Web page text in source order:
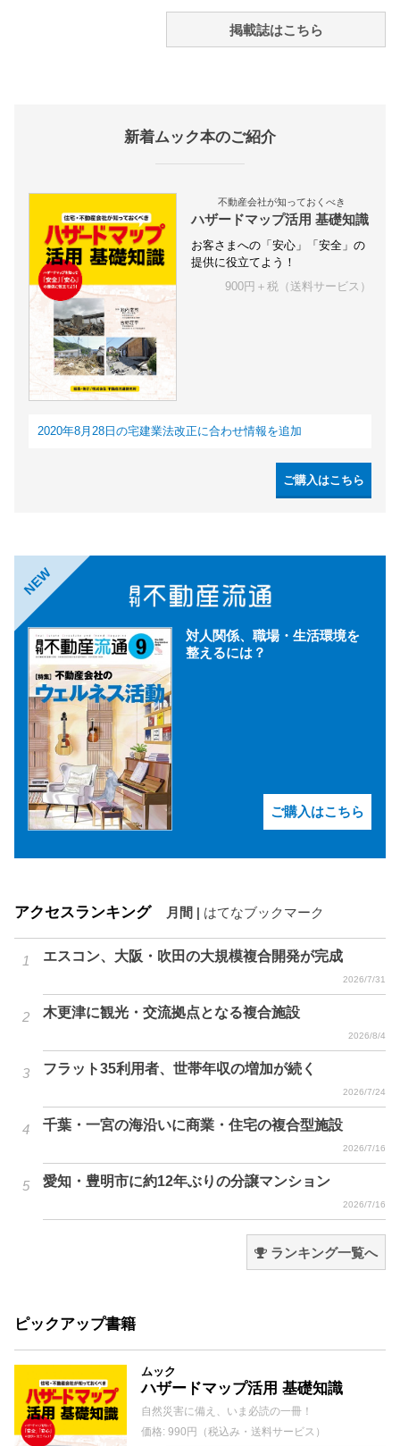
掲載誌はこちら
新着ムック本のご紹介
不動産会社が知っておくべき
ハザードマップ活用 基礎知識
お客さまへの「安心」「安全」の
提供に役立てよう！
900円＋税（送料サービス）
2020年8月28日の宅建業法改正に合わせ情報を追加
ご購入はこちら
NEW
対人関係、職場・生活環境を
整えるには？
ご購入はこちら
アクセスランキング 月間 はてなブックマーク
エスコン、大阪・吹田の大規模複合開発が完成
2026/7/31
木更津に観光・交流拠点となる複合施設
2026/8/4
フラット35利用者、世帯年収の増加が続く
2026/7/24
千葉・一宮の海沿いに商業・住宅の複合型施設
2026/7/16
愛知・豊明市に約12年ぶりの分譲マンション
2026/7/16
ランキング一覧へ
ピックアップ書籍
ムック
ハザードマップ活用 基礎知識
自然災害に備え、いま必読の一冊！
価格: 990円（税込み・送料サービス）